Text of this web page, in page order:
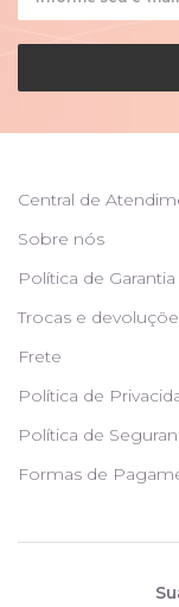
Central de
Sobre nós
Política de Garantia
Trocas e
Frete
Política de
Política de
Formas de